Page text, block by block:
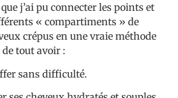
j’ai pu connecter les points et
« compartiments » de
crépus en une vraie méthode
tout avoir :
sans difficulté.